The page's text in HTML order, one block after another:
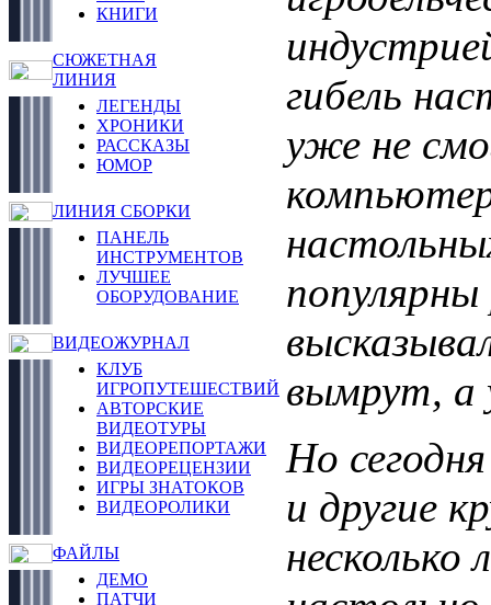
КНИГИ
СЮЖЕТНАЯ
ЛИНИЯ
ЛЕГЕНДЫ
ХРОНИКИ
РАССКАЗЫ
ЮМОР
ЛИНИЯ СБОРКИ
ПАНЕЛЬ
ИНСТРУМЕНТОВ
ЛУЧШЕЕ
ОБОРУДОВАНИЕ
ВИДЕОЖУРНАЛ
КЛУБ
ИГРОПУТЕШЕСТВИЙ
АВТОРСКИЕ
ВИДЕОТУРЫ
ВИДЕОРЕПОРТАЖИ
ВИДЕОРЕЦЕНЗИИ
ИГРЫ ЗНАТОКОВ
ВИДЕОРОЛИКИ
ФАЙЛЫ
ДЕМО
ПАТЧИ
гибель
уже не
вымрут, а
Но
и другие
несколько